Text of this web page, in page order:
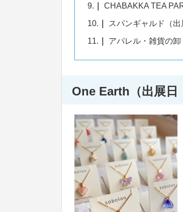
9. CHABAKKA TEA
10. スパンギャルド（出
11. アパレル・雑貨の卸
One Earth（出展日